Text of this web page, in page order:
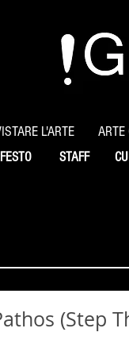
L'ARTE ARTE
STAFF
(Step